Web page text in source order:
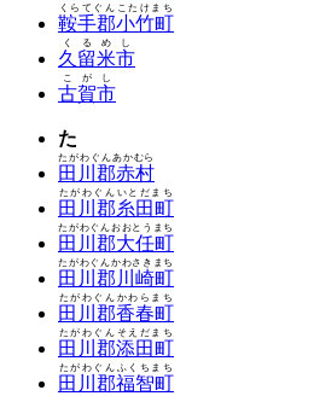
鞍手郡小竹町
くらてぐんこたけまち
久留米市
くるめし
古賀市
こがし
た
田川郡赤村
たがわぐんあかむら
田川郡糸田町
たがわぐんいとだまち
田川郡大任町
たがわぐんおおとうまち
田川郡川崎町
たがわぐんかわさきまち
田川郡香春町
たがわぐんかわらまち
田川郡添田町
たがわぐんそえだまち
田川郡福智町
たがわぐんふくちまち